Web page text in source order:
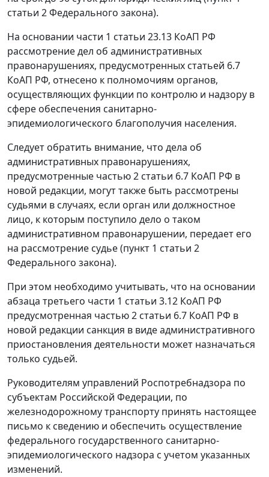
статьи 2 Федерального закона).
На основании части 1 статьи 23.13 КоАП РФ
рассмотрение дел об административных
правонарушениях, предусмотренных статьей 6.7
КоАП РФ, отнесено к полномочиям органов,
осуществляющих функции по контролю и надзору в
сфере обеспечения санитарно-
эпидемиологического благополучия населения.
Следует обратить внимание, что дела об
административных правонарушениях,
предусмотренные частью 2 статьи 6.7 КоАП РФ в
новой редакции, могут также быть рассмотрены
судьями в случаях, если орган или должностное
лицо, к которым поступило дело о таком
административном правонарушении, передает его
на рассмотрение судье (пункт 1 статьи 2
Федерального закона).
При этом необходимо учитывать, что на основании
абзаца третьего части 1 статьи 3.12 КоАП РФ
предусмотренная частью 2 статьи 6.7 КоАП РФ в
новой редакции санкция в виде административного
приостановления деятельности может назначаться
только судьей.
Руководителям управлений Роспотребнадзора по
субъектам Российской Федерации, по
железнодорожному транспорту принять настоящее
письмо к сведению и обеспечить осуществление
федерального государственного санитарно-
эпидемиологического надзора с учетом указанных
изменений.